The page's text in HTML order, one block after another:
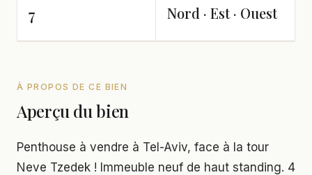
7 Nord · Est · Ouest
À PROPOS DE CE BIEN
Aperçu du bien
Penthouse à vendre à Tel-Aviv, face à la tour
Neve Tzedek ! Immeuble neuf de haut standing. 4